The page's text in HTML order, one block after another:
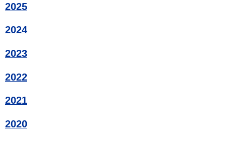
2025
2024
2023
2022
2021
2020